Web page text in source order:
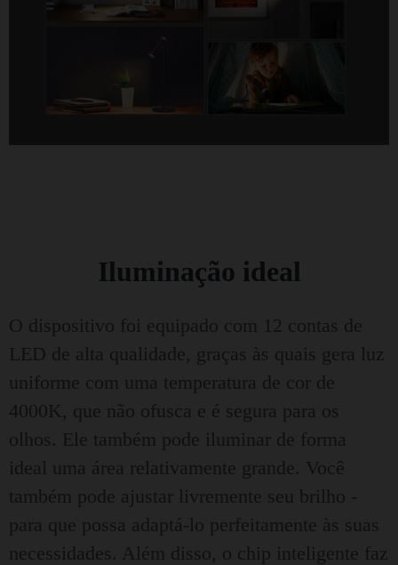
Iluminação ideal
O dispositivo foi equipado com 12 contas de
LED de alta qualidade, graças às quais gera luz
uniforme com uma temperatura de cor de
4000K, que não ofusca e é segura para os
olhos. Ele também pode iluminar de forma
ideal uma área relativamente grande. Você
também pode ajustar livremente seu brilho -
para que possa adaptá-lo perfeitamente às suas
necessidades. Além disso, o chip inteligente faz